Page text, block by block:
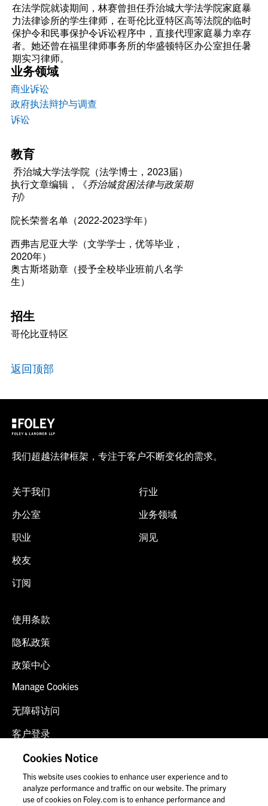
业务领域
商业诉讼
政府执法辩护与调查
诉讼
教育
乔治城大学法学院（法学博士，2023届）
执行文章编辑，《乔治城贫困法律与政策期
刊》
院长荣誉名单（2022-2023学年）
西弗吉尼亚大学（文学学士，优等毕业，
2020年）
奥古斯塔勋章（授予全校毕业班前八名学
生）
招生
哥伦比亚特区
返回顶部
在法学院就读期间，林赛曾担任乔治城大学法学院家庭暴
力法律诊所的学生律师，在哥伦比亚特区高等法院的临时
保护令和民事保护令诉讼程序中，直接代理家庭暴力幸存
者。她还曾在福里律师事务所的华盛顿特区办公室担任暑
期实习律师。
我们超越法律框架，专注于客户不断变化的需求。
关于我们
办公室
职业
校友
订阅
行业
业务领域
洞见
使用条款
隐私政策
政策中心
Manage Cookies
无障碍访问
客户登录
诈骗预警
联系我们
Cookies Notice
This website uses cookies to enhance user experience and to
analyze performance and traffic on our website. The primary
use of cookies on Foley.com is to enhance performance and